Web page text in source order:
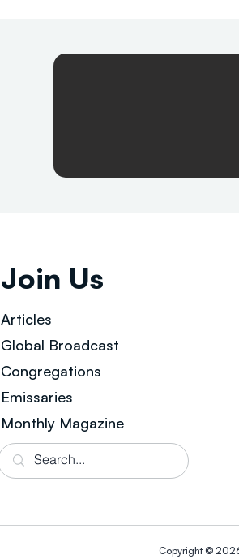
Join Us
Articles
Global Broadcast
Congregations
Emissaries
Monthly Magazine
Copyright ©